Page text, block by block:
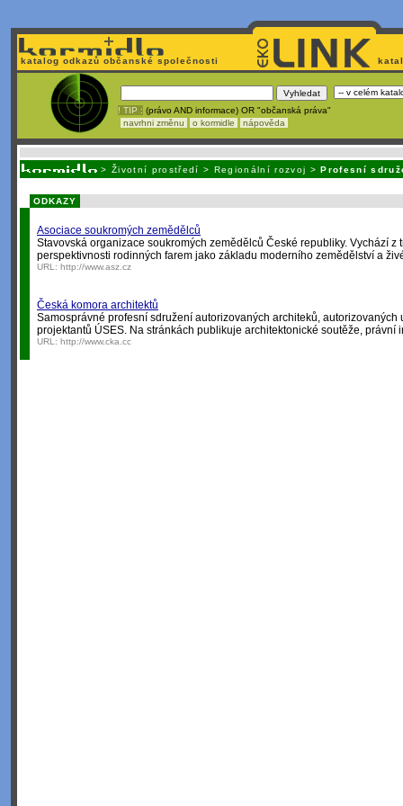
katalog odkazů občanské společnosti
! TIP : (právo AND informace) OR "občanská práva"
navrhni změnu
o kormidle nápověda
> Životní prostředí > Regionální rozvoj >Profesní
ODKAZY
Asociace soukromých zemědělců
Stavovská organizace soukromých zemědělců České republiky. Vychází z
perspektivnosti rodinných farem jako základu moderního zemědělství a
URL: http://www.asz.cz
Česká komora architektů
Samosprávné profesní sdružení autorizovaných architeků, autorizovaných
projektantů ÚSES. Na stránkách publikuje architektonické soutěže, právní
URL: http://www.cka.cc